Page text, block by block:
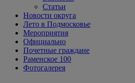
Статьи
Новости округа
Лето в Подмосковье
Мероприятия
Официально
Почетные граждане
Раменское 100
Фотогалерея